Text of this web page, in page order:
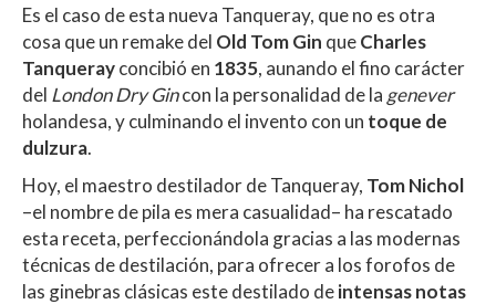
Es el caso de esta nueva Tanqueray, que no es otra
cosa que un remake del Old Tom Gin queCharles
Tanquerayconcibió en 1835, aunando el fino carácter
del London Dry Gincon la personalidad de la genever
holandesa, y culminando el invento con un toque de
dulzura.
Hoy, el maestro destilador de Tanqueray, Tom Nichol
–el nombre de pila es mera casualidad– ha rescatado
esta receta, perfeccionándola gracias a las modernas
técnicas de destilación, para ofrecer a los forofos de
las ginebras clásicas este destilado deintensas notas